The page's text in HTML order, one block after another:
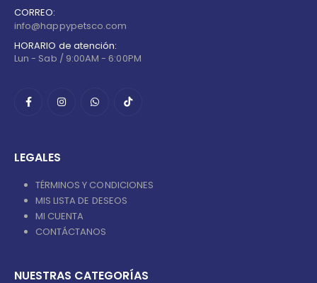
CORREO:
info@happypetsco.com
HORARIO de atención:
Lun - Sab / 9:00AM - 6:00PM
LEGALES
TÉRMINOS Y CONDICIONES
MIS LISTA DE DESEOS
MI CUENTA
CONTÁCTANOS
NUESTRAS CATEGORÍAS